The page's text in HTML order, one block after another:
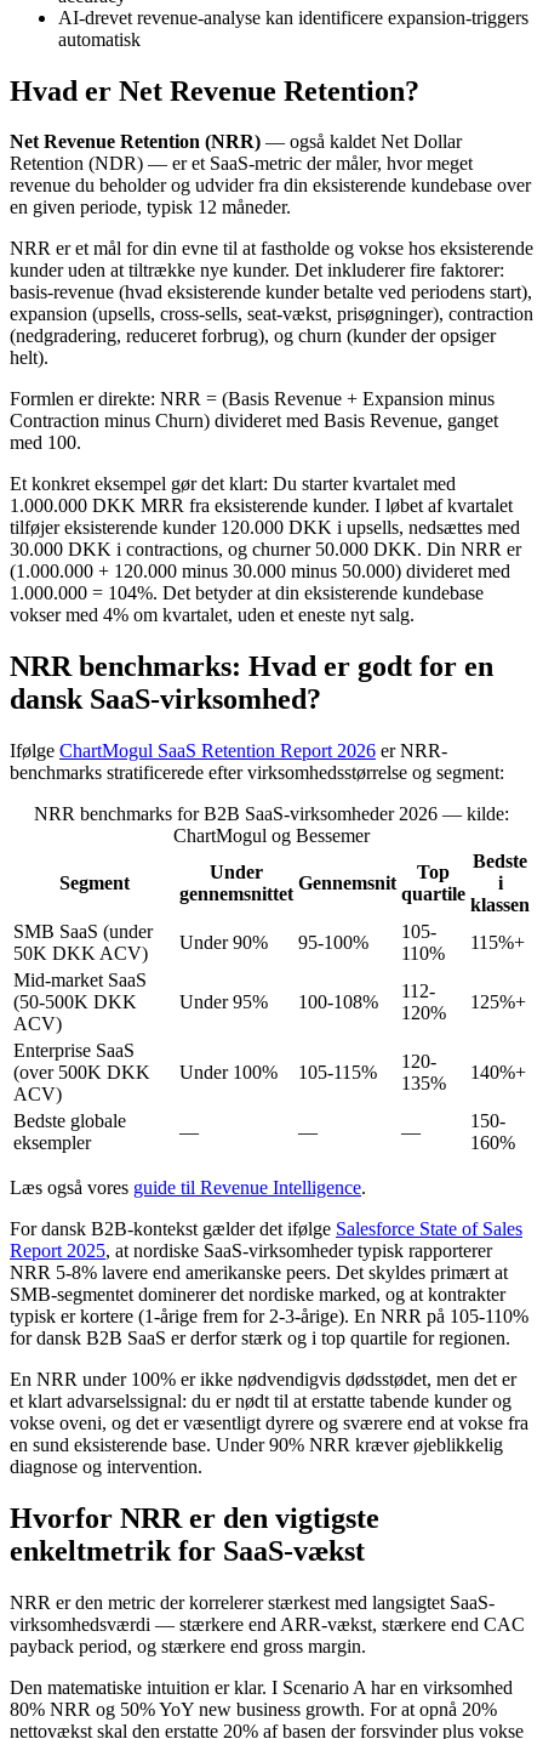
AI-drevet revenue-analyse kan identificere expansion-triggers
automatisk
Hvad er Net Revenue Retention?
Net Revenue Retention (NRR) — også kaldet Net Dollar
Retention (NDR) — er et SaaS-metric der måler, hvor meget
revenue du beholder og udvider fra din eksisterende kundebase over
en given periode, typisk 12 måneder.
NRR er et mål for din evne til at fastholde og vokse hos eksisterende
kunder uden at tiltrække nye kunder. Det inkluderer fire faktorer:
basis-revenue (hvad eksisterende kunder betalte ved periodens start),
expansion (upsells, cross-sells, seat-vækst, prisøgninger), contraction
(nedgradering, reduceret forbrug), og churn (kunder der opsiger
helt).
Formlen er direkte: NRR = (Basis Revenue + Expansion minus
Contraction minus Churn) divideret med Basis Revenue, ganget
med 100.
Et konkret eksempel gør det klart: Du starter kvartalet med
1.000.000 DKK MRR fra eksisterende kunder. I løbet af kvartalet
tilføjer eksisterende kunder 120.000 DKK i upsells, nedsættes med
30.000 DKK i contractions, og churner 50.000 DKK. Din NRR er
(1.000.000 + 120.000 minus 30.000 minus 50.000) divideret med
1.000.000 = 104%. Det betyder at din eksisterende kundebase
vokser med 4% om kvartalet, uden et eneste nyt salg.
NRR benchmarks: Hvad er godt for en
dansk SaaS-virksomhed?
Ifølge ChartMogul SaaS Retention Report 2026 er NRR-
benchmarks stratificerede efter virksomhedsstørrelse og segment:
NRR benchmarks for B2B SaaS-virksomheder 2026 — kilde:
ChartMogul og Bessemer
Segment
Under
gennemsnittet
Gennemsnit
Top
quartile
Bedste
i
klassen
SMB SaaS (under
50K DKK ACV)
Under 90% 95-100%
105-
110%
115%+
Mid-market SaaS
(50-500K DKK
ACV)
Under 95% 100-108%
112-
120%
125%+
Enterprise SaaS
(over 500K DKK
ACV)
Under 100% 105-115%
120-
135%
140%+
Bedste globale
eksempler
— — —
150-
160%
Læs også vores guide til Revenue Intelligence.
For dansk B2B-kontekst gælder det ifølge Salesforce State of Sales
Report 2025, at nordiske SaaS-virksomheder typisk rapporterer
NRR 5-8% lavere end amerikanske peers. Det skyldes primært at
SMB-segmentet dominerer det nordiske marked, og at kontrakter
typisk er kortere (1-årige frem for 2-3-årige). En NRR på 105-110%
for dansk B2B SaaS er derfor stærk og i top quartile for regionen.
En NRR under 100% er ikke nødvendigvis dødsstødet, men det er
et klart advarselssignal: du er nødt til at erstatte tabende kunder og
vokse oveni, og det er væsentligt dyrere og sværere end at vokse fra
en sund eksisterende base. Under 90% NRR kræver øjeblikkelig
diagnose og intervention.
Hvorfor NRR er den vigtigste
enkeltmetrik for SaaS-vækst
NRR er den metric der korrelerer stærkest med langsigtet SaaS-
virksomhedsværdi — stærkere end ARR-vækst, stærkere end CAC
payback period, og stærkere end gross margin.
Den matematiske intuition er klar. I Scenario A har en virksomhed
80% NRR og 50% YoY new business growth. For at opnå 20%
nettovækst skal den erstatte 20% af basen der forsvinder plus vokse